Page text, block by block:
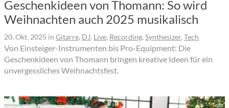
Geschenkideen von Thomann: So wird
Weihnachten auch 2025 musikalisch
20. Okt. 2025 in Gitarre, DJ, Live, Recording, Synthesizer, Tech
Von Einsteiger-Instrumenten bis Pro-Equipment: Die
Geschenkideen von Thomann bringen kreative Ideen für ein
unvergessliches Weihnachtsfest.